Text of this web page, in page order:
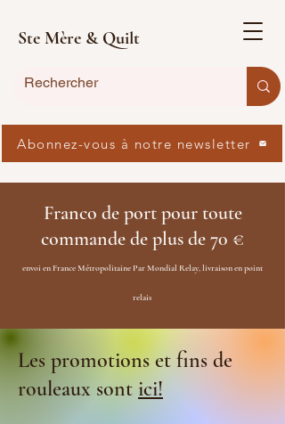
Ste Mère & Quilt
Franco de port pour toute
commande de plus de 70 €
envoi en France Métropolitaine Par Mondial Relay, livraison en point
relais
Les promotions et fins de
rouleaux sontici!
Abonnez-vous à notre newsletter